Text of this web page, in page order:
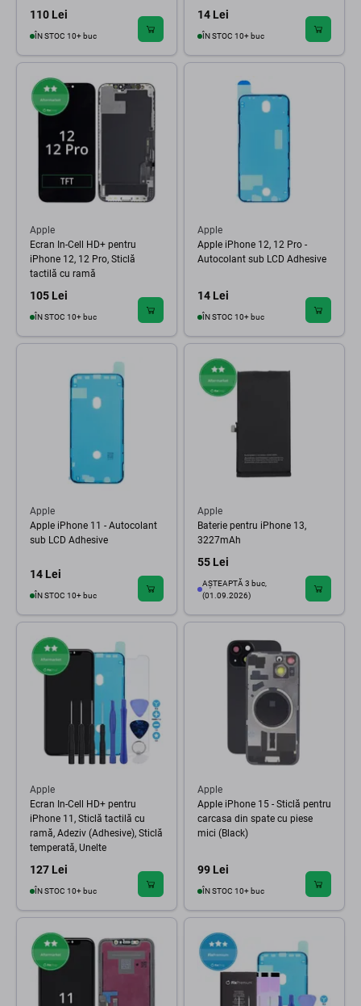
110 Lei
ÎN STOC 10+ buc
14 Lei
ÎN STOC 10+ buc
Apple
Ecran In-Cell HD+ pentru
iPhone 12, 12 Pro, Sticlă
tactilă cu ramă
105 Lei
ÎN STOC 10+ buc
Apple
Apple iPhone 12, 12 Pro -
Autocolant sub LCD Adhesive
14 Lei
ÎN STOC 10+ buc
Apple
Apple iPhone 11 - Autocolant
sub LCD Adhesive
14 Lei
ÎN STOC 10+ buc
Apple
Baterie pentru iPhone 13,
3227mAh
55 Lei
AȘTEAPTĂ 3 buc,
(01.09.2026)
Apple
Ecran In-Cell HD+ pentru
iPhone 11, Sticlă tactilă cu
ramă, Adeziv (Adhesive), Sticlă
temperată, Unelte
127 Lei
ÎN STOC 10+ buc
Apple
Apple iPhone 15 - Sticlă pentru
carcasa din spate cu piese
mici (Black)
99 Lei
ÎN STOC 10+ buc